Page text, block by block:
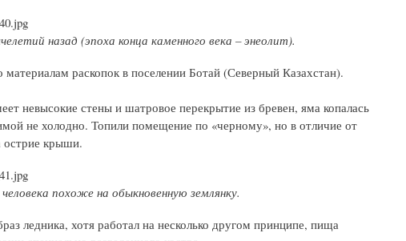
назад (эпоха конца каменного века – энеолит).
раскопок в поселении Ботай (Северный Казахстан).
невысокие стены и шатровое перекрытие из бревен, яма копалась
не холодно. Топили помещение по «черному», но в отличие от
острие крыши.
похоже на обыкновенную землянку.
ледника, хотя работал на несколько другом принципе, пища